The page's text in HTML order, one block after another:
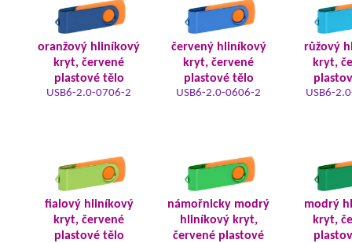
oranžový hliníkový
kryt, červené
plastové tělo
USB6-2.0-0706-2
červený hliníkový
kryt, červené
plastové tělo
USB6-2.0-0606-2
růžový
kryt,
USB6-
fialový hliníkový
kryt, červené
plastové tělo
námořnicky modrý
hliníkový kryt,
červené plastové
modrý
kryt,